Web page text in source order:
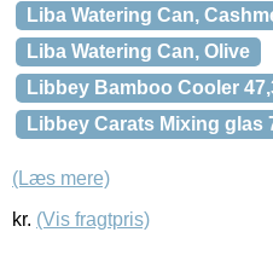
Liba Watering Can,
Liba Watering Can, Olive
Libbey Bamboo Cooler
Libbey Carats Mixing glas
(Læs mere)
kr. (Vis fragtpris)